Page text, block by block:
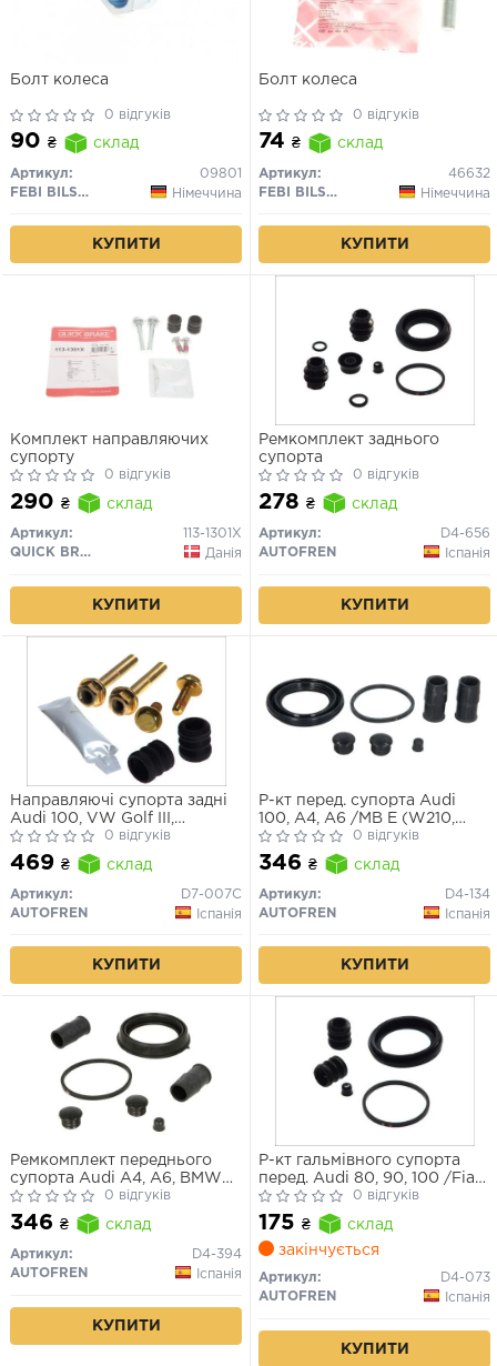
Болт колеса
0 відгуків
90 ₴ склад
Артикул:
09801
FEBI BILSTEIN
Німеччина
КУПИТИ
Болт колеса
0 відгуків
74 ₴ склад
Артикул:
46632
FEBI BILSTEIN
Німеччина
КУПИТИ
Комплект направляючих
супорту
0 відгуків
290 ₴ склад
Артикул:
113-1301X
QUICK BRAKE
Данія
КУПИТИ
Ремкомплект заднього
супорта
0 відгуків
278 ₴ склад
Артикул:
D4-656
AUTOFREN
Іспанія
КУПИТИ
Направляючі супорта задні
Audi 100, VW Golf III,
Mercedes W2020 відгуків
469 ₴ склад
Артикул:
D7-007C
AUTOFREN
Іспанія
КУПИТИ
Р-кт перед. супорта Audi
100, A4, A6 /MB E (W210,
S210) /Opel Astra G, H, Vectra
B, Zafira A /VW Passat (3B2-
3B6), T4 (57mm ATE)
0 відгуків
346 ₴ склад
Артикул:
D4-134
AUTOFREN
Іспанія
КУПИТИ
Ремкомплект переднього
супорта Audi A4, A6, BMW
5/7, Citroen C5, Ford
Galaxy/Mondeo (60мм)
0 відгуків
346 ₴ склад
Артикул:
D4-394
AUTOFREN
Іспанія
КУПИТИ
Р-кт гальмівного супорта
перед. Audi 80, 90, 100 /Fiat
Croma, Punto,Tempra /Seat
/VW (Lucas 54mm)
0 відгуків
175 ₴
склад
закінчується
Артикул:
D4-073
AUTOFREN
Іспанія
КУПИТИ